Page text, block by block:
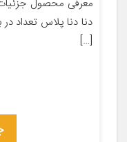
معرفی محصول
[…]